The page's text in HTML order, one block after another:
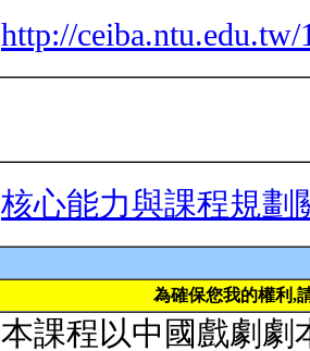
http://ceiba.ntu.edu.tw/
核心能力與課程規劃
為確保您我的權利,
本課程以中國戲劇劇